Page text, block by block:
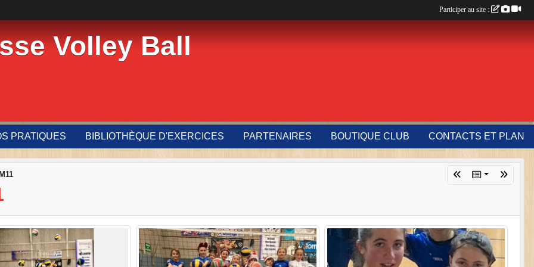
Volley Ball
PRATIQUES BIBLIOTHÈQUE D'EXERCICES PARTENAIRES BOUTIQUE CLUB CONTACTS ET PLAN
Participer au site :